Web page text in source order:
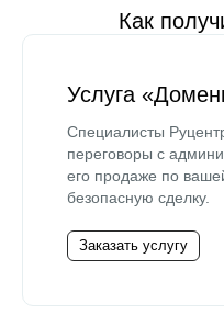
Как
Услуга
Специалисты
переговоры с
его продаже по
безопасную сделку.
Заказать услугу